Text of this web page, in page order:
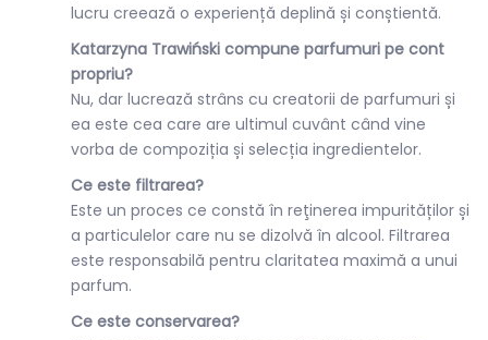
lucru creează o experiență deplină și conștientă.
Katarzyna Trawiński compune parfumuri pe cont
propriu?
Nu, dar lucrează strâns cu creatorii de parfumuri și
ea este cea care are ultimul cuvânt când vine
vorba de compoziția și selecția ingredientelor.
Ce este filtrarea?
Este un proces ce constă în reţinerea impurităților și
a particulelor care nu se dizolvă în alcool. Filtrarea
este responsabilă pentru claritatea maximă a unui
parfum.
Ce este conservarea?